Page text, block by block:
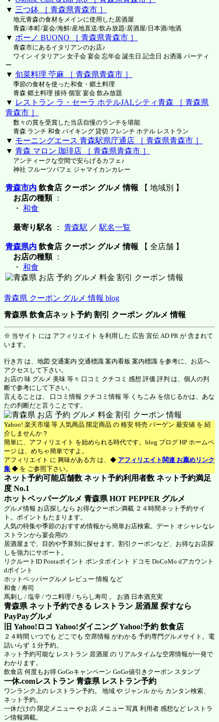
▼ 三つ鉢 ［ 青森県青森市 ］
地元青森の食材をメインに使用した居酒屋
青森/本町/宴会/海鮮/産地直送/飲み放題/居酒屋/日本酒/地酒
▼ ボーノ BUONO ［ 青森県青森市 ］
青森市にあるイタリアンのお店♪
ワイン イタリアン 女子会 宴会 忘年会 誕生日 記念日 お洒落 パーティ
ー
▼ 旬菜料理 苧麻 ［ 青森県青森市 ］
季節の食材を使った和食・郷土料理
青森 郷土料理 接待 個室 宴会 飲み放題
▼ レストラン ラ・セーラ ホテルJALシティ青森 ［ 青森県
青森市 ］
数々の賞を受賞した当店自慢のランチを堪能
青森 ランチ 和食 バイキング 貸切 フレンチ ホテル レストラン
▼ モーニングエース 青森駅県庁通店 ［ 青森県青森市 ］
▼ 青森 マロン 珈琲店 ［ 青森県青森市 ］
アンティークな空間で安らげるカフェ♪
神社 フルーツパフェ ジャマイカンカレー
青森市内 飲食店 クーポン グルメ 情報 【 地域別 】
お店の種類：
・ 和食
最寄り駅名 ： 青森駅 ／ 駅名一覧
青森県内 飲食店 クーポン グルメ 情報 【 全店舗 】
お店の種類：
・ 和食
青森県 クーポン グルメ 情報 blog
青森県 飲食店ネット予約 割引 クーポン グルメ 情報
※ 当サイト には アフィリエイト を利用した 広告 宣伝 AD PR が 含まれて
います。
行き方 は、地図 交通案内 交通標識 案内看板 案内標識 を参考に、お店へ
アクセスして下さい。
お店の 味 グルメ 美味 等々 口コミ クチコミ 感想 評価 評判 は、個人の判
断で参考にして下さい。
言えることは、 口コミ情報 クチコミ情報 等 くちこみ を信じるかは、あな
たの判断だと言うことです。
Yahoo! 楽天市場 等 人気商品 限定商品 の 格安 特売 バーゲン 最安値 を 紹
介しませんか？
簡単に、アフィリエイト を始められる時代です。blog ブログ HP ホームペ
ージ は、めちゃ簡単ですよ。
アフィリエイト に 興味がある方 は、◆ アフィリエイト関連 お薦めリンク
集 ◆ を ご参照下さい。
ネット予約可能店舗数 ネット予約利用者数 ネット予約満足
度 No.1
ホットペッパーグルメ 青森県 HOT PEPPER グルメ
グルメ情報 お店探しなら お得なクーポン満載 ２４時間ネット予約サイ
ト。ポイントもたまります。
人気の特集や季節のおすすめ情報から簡単お店検索。デート オシャレなレ
ストランから宴会用の
居酒屋まで、目的や予算別に探せます。割引クーポンなど、お得なお店探
しを強力にサポート。
リクルートID Pontaポイント ポンタポイント ドコモ DoCoMo dアカウント
dポイント
ホットペッパーグルメ レビュー 情報 など
和食 / 寿司
馬刺し / 塩辛 / ウニ料理 / ちらし寿司 。 お酒 日本酒充実
青森県 ネット予約できる レストラン 居酒屋 探すなら
PayPayグルメ
旧 Yahoo!ロコ Yahoo!ダイニング Yahoo!予約 飲食店
２４時間 いつでも どこでも 空席情報 がわかる 予約専門グルメサイト。電
話いらず １分予約。
ネット予約可能な レストラン 居酒屋 の リアルタイムな空席情報が一発で
わかります。
飲食店 何度もお得 GoGoキャンペーン GoGo値引きクーポン スタンプ
一休.comレストラン 青森県 レストラン予約
ワンランク上の レストラン予約。 地域 や ジャンル から カンタン検索、
ネット予約。
一休だけの 限定メニュー や お店 メニュー 写真 利用者 感想など レストラ
ン情報満載。